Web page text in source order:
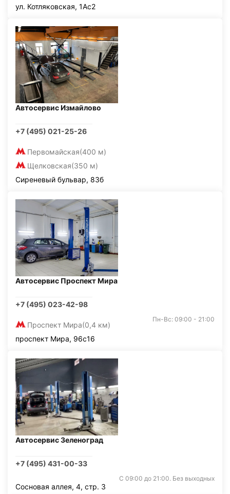
ул. Котляковская, 1Ас2
Автосервис Измайлово
+7 (495) 021-25-26
Первомайская(400 м)
Щелковская(350 м)
Сиреневый бульвар, 83б
Автосервис Проспект Мира
+7 (495) 023-42-98
Проспект Мира(0,4 км)
Пн-Вс: 09:00 - 21:00
проспект Мира, 96с16
Автосервис Зеленоград
+7 (495) 431-00-33
С 09:00 до 21:00. Без выходных
Сосновая аллея, 4, стр. 3